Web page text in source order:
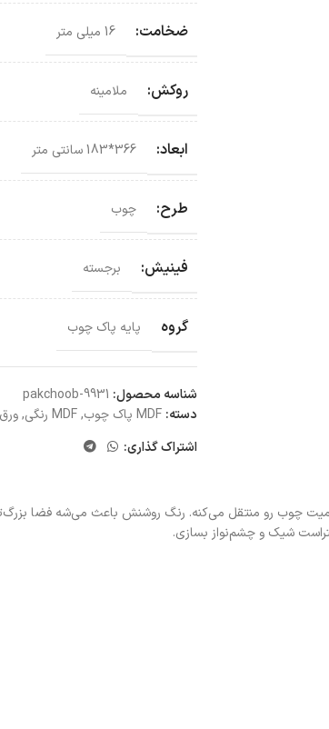
ضخامت: 16 میلی متر
روکش: ملامینه
ابعاد: 366*183 سانتی‌ متر
طرح: چوب
فینیش: برجسته
گروه پایه پاک چوب
شناسه محصول: pakchoob-9931
دسته: MDF پاک چوب ,MDF رنگی ,ورق MDF
اشتراک گذاری:
چوب رو منتقل می‌کنه. رنگ روشنش باعث می‌شه فضا بزرگ‌تر،
شیک و چشم‌نواز بسازی.